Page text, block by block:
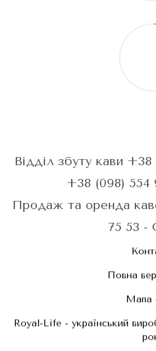
Відділ збуту кави
+38 (098) 554
Продаж та оренда
75 53 -
Повна
Мапа
Royal-Life - український